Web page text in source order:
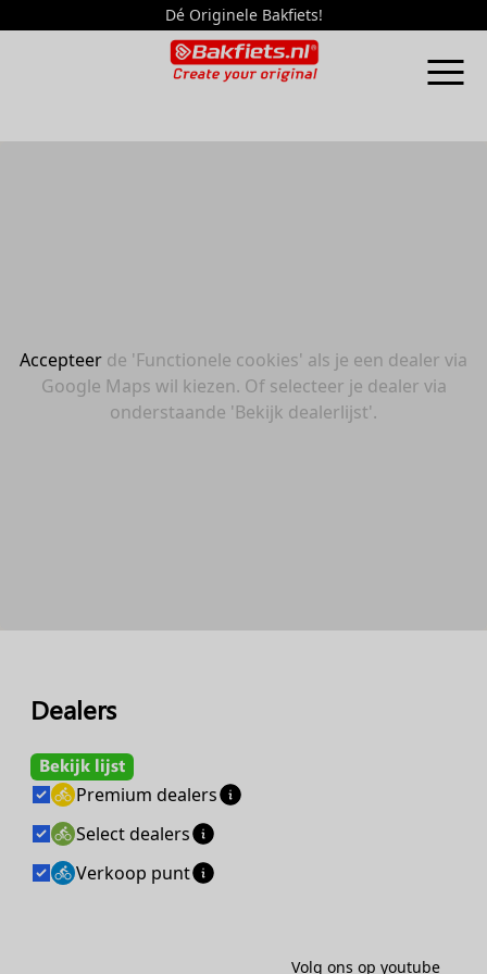
Dé Originele Bakfiets!
Accepteer de 'Functionele cookies' als je een dealer via
Google Maps wil kiezen. Of selecteer je dealer via
onderstaande 'Bekijk dealerlijst'.
Dealers
Bekijk lijst
Premium dealers
Select dealers
Verkoop punt
Volg ons op youtube